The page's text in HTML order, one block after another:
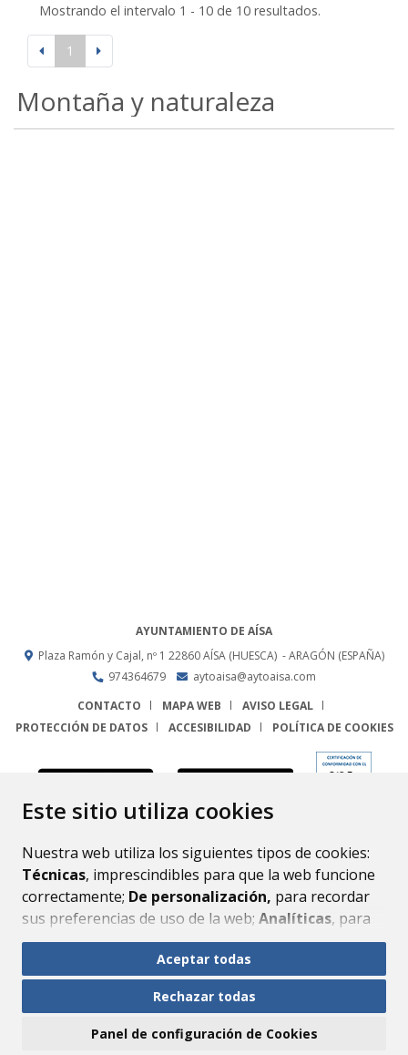
Este sitio utiliza cookies
Nuestra web utiliza los siguientes tipos de cookies:
Técnicas, imprescindibles para que la web funcione
correctamente; De personalización, para recordar
sus preferencias de uso de la web; Analíticas, para
mejorar el funcionamiento de la web y sus servicios.
Si acepta pulsando el botón“Aceptar todas”
consideramos que acepta su uso. Si pulsa el botón
ninguna acción, se guardarán las cookies técnicas
Aceptar todas
Rechazar todas
Panel de configuración de Cookies
Mostrando el intervalo 1 - 10 de 10 resultados.
1
Montaña y naturaleza
AYUNTAMIENTO DE AÍSA
Plaza Ramón y Cajal, nº 1 22860 AÍSA (HUESCA) - ARAGÓN (ESPAÑA)
974364679
aytoaisa@aytoaisa.com
CONTACTO
MAPA WEB
AVISO LEGAL
PROTECCIÓN DE DATOS
ACCESIBILIDAD POLÍTICA DE COOKIES